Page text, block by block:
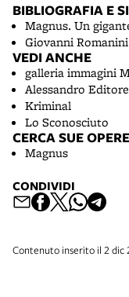
BIBLIOGRAFIA E
Magnus. Un
Giovanni Romanini
VEDI ANCHE
galleria immagini
Alessandro Editore
Kriminal
Lo Sconosciuto
CERCA SUE
Magnus
CONDIVIDI
Contenuto inserito il 2